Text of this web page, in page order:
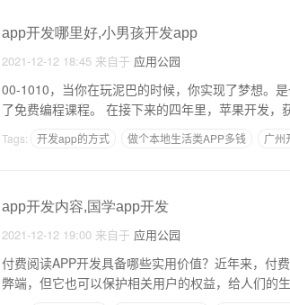
app开发哪里好,小男孩开发app
2021-12-12 18:45 来自于 应用公园
00-1010，当你在玩泥巴的时候，你实现了梦想。是一种怎样的体验？ 尤马6岁开
了免费编程课程。 在接下来的四年里，苹
Tags: 开发app的方式 做个本地生活类APP多钱 广州
app开发内容,国学app开发
2021-12-12 19:00 来自于 应用公园
付费阅读APP开发具备哪些实用价值？近年来，付
弊端，但它也可以保护相关用户的权益，给人们的